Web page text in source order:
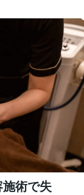
術で失